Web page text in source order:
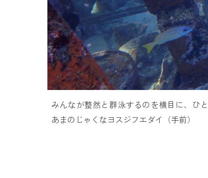
みんなが整然と群泳するのを横目に、ひ
あまのじゃくなヨスジフエダイ（手前）